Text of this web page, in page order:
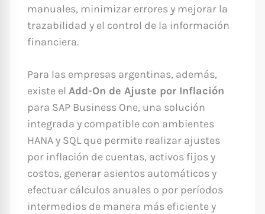
manuales, minimizar errores y mejorar la
trazabilidad y el control de la información
financiera.
Para las empresas argentinas, además,
existe el Add-On de Ajuste por Inflación
para SAP Business One, una solución
integrada y compatible con ambientes
HANA y SQL que permite realizar ajustes
por inflación de cuentas, activos fijos y
costos, generar asientos automáticos y
efectuar cálculos anuales o por períodos
intermedios de manera más eficiente y